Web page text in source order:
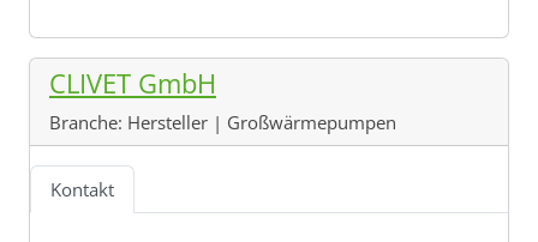
CLIVET GmbH
Branche: Hersteller | Großwärmepumpen
Kontakt